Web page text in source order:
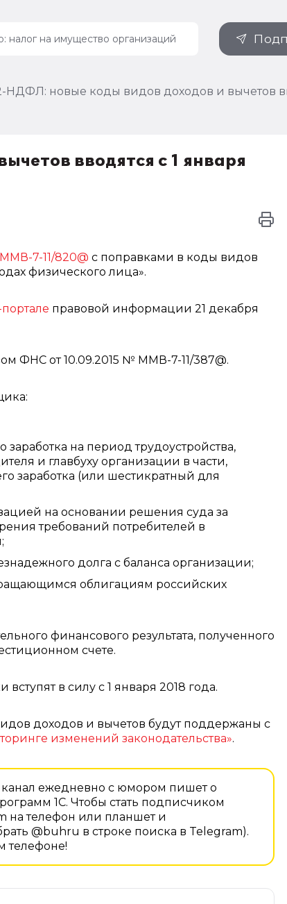
НДФЛ: новые коды видов доходов и вычетов
вводятся с 1 января
7-11/820@ с поправками в коды видов
физического лица».
правовой информации 21 декабря
ФНС от 10.09.2015 № ММВ-7-11/387@.
на период трудоустройства,
и главбуху организации в части,
заработка (или шестикратный для
на основании решения суда за
требований потребителей в
долга с баланса организации;
облигациям российских
финансового результата, полученного
счете.
в силу с 1 января 2018 года.
доходов и вычетов будут поддержаны с
изменений законодательства».
канал ежедневно с юмором пишет о
1С. Чтобы стать подписчиком
на телефон или планшет и
@buhru в строке поиска в Telegram).
телефоне!